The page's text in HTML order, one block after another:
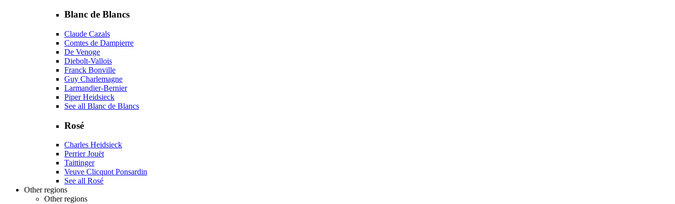
Blanc de Blancs
Claude Cazals
Comtes de Dampierre
De Venoge
Diebolt-Vallois
Franck Bonville
Guy Charlemagne
Larmandier-Bernier
Piper Heidsieck
See all Blanc de Blancs
Rosé
Charles Heidsieck
Perrier Jouët
Taittinger
Veuve Clicquot Ponsardin
See all Rosé
Other regions
Other regions